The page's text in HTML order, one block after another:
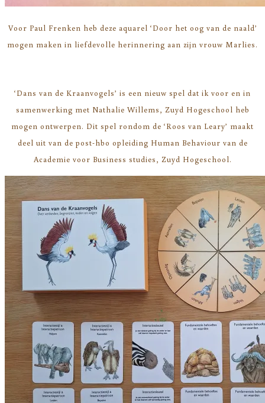
Voor Paul Frenken heb deze aquarel ‘Door het oog van de naald’
mogen maken in liefdevolle herinnering aan zijn vrouw Marlies.
‘Dans van de Kraanvogels’ is een nieuw spel dat ik voor en in
samenwerking met Nathalie Willems, Zuyd Hogeschool heb
mogen ontwerpen. Dit spel rondom de ‘Roos van Leary’ maakt
deel uit van de post-hbo opleiding Human Behaviour van de
Academie voor Business studies, Zuyd Hogeschool.